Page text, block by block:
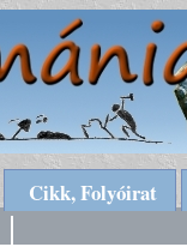
Cikk, Folyóirat